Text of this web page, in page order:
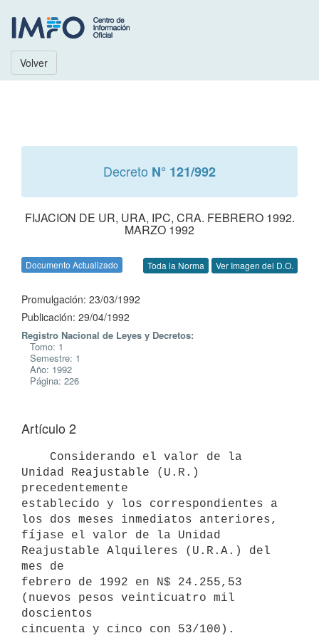
Volver
Decreto N° 121/992
FIJACION DE UR, URA, IPC, CRA. FEBRERO 1992.
MARZO 1992
Documento Actualizado Toda la Norma Ver Imagen del D.O.
Promulgación: 23/03/1992
Publicación: 29/04/1992
Registro Nacional de Leyes y Decretos:
Tomo: 1
Semestre: 1
Año: 1992
Página: 226
Artículo 2
Unidad Reajustable (U.R.)
precedentemente
establecido y los correspondientes a
los dos meses inmediatos anteriores,
fíjase el valor de la Unidad
Reajustable Alquileres (U.R.A.) del
mes de
febrero de 1992 en N$ 24.255,53
(nuevos pesos veinticuatro mil
doscientos